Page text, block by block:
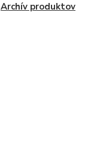
Archív produktov